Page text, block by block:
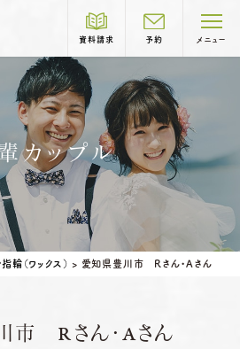
資料請求 予約 メニュー
制作コース紹介
COURSE
婚約指輪
カップル
輪（ワックス） > 愛知県豊川市 Rさん・Aさん
市 Rさん・Aさん
TEL.058-265-2756
※祝日の場合は営業